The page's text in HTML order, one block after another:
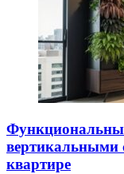
вертикальными
квартире